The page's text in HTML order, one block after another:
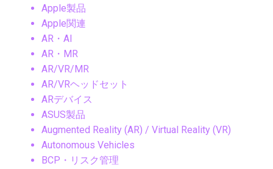
Apple製品
Apple関連
AR・AI
AR・MR
AR/VR/MR
AR/VRヘッドセット
ARデバイス
ASUS製品
Augmented Reality (AR) / Virtual Reality (VR)
Autonomous Vehicles
BCP・リスク管理